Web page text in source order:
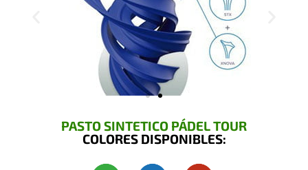
PASTO SINTETICO PÁDEL TOUR
COLORES DISPONIBLES: